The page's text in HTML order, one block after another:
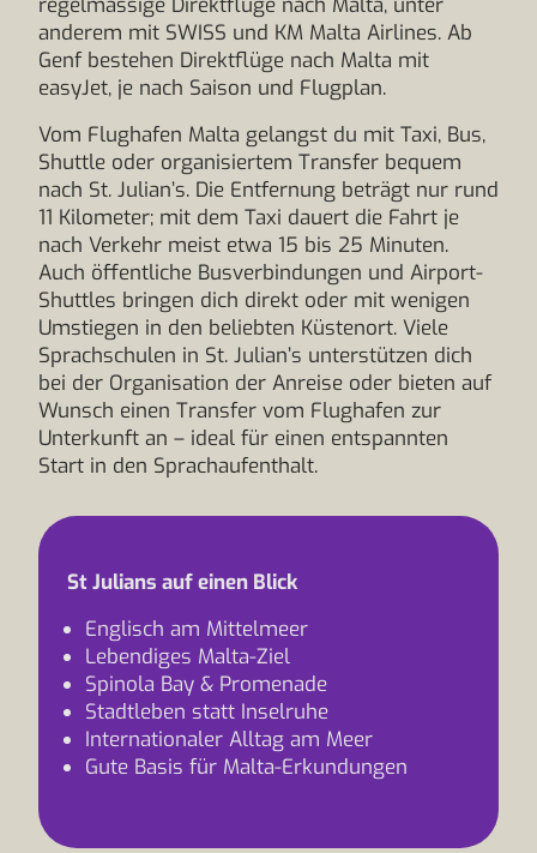
anderem mit SWISS und KM Malta Airlines. Ab
Genf bestehen Direktflüge nach Malta mit
easyJet, je nach Saison und Flugplan.
Vom Flughafen Malta gelangst du mit Taxi, Bus,
Shuttle oder organisiertem Transfer bequem
nach St. Julian’s. Die Entfernung beträgt nur rund
11 Kilometer; mit dem Taxi dauert die Fahrt je
nach Verkehr meist etwa 15 bis 25 Minuten.
Auch öffentliche Busverbindungen und Airport-
Shuttles bringen dich direkt oder mit wenigen
Umstiegen in den beliebten Küstenort. Viele
Sprachschulen in St. Julian’s unterstützen dich
bei der Organisation der Anreise oder bieten auf
Wunsch einen Transfer vom Flughafen zur
Unterkunft an – ideal für einen entspannten
Start in den Sprachaufenthalt.
St Julians auf einen Blick
Englisch am Mittelmeer
Lebendiges Malta-Ziel
Spinola Bay & Promenade
Stadtleben statt Inselruhe
Internationaler Alltag am Meer
Gute Basis für Malta-Erkundungen